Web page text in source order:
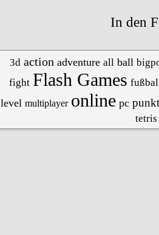
In den
3d action adventure all ball
fight Flash Games
level multiplayer online pc
tetris